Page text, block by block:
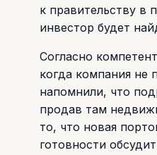
к правительству в
инвестор будет
Согласно
когда компания не
напомнили, что
продав там
то, что новая
готовности